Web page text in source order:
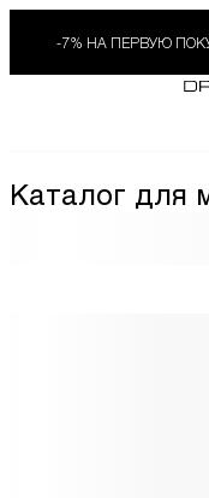
-7% НА ПЕРВУЮ
Каталог для